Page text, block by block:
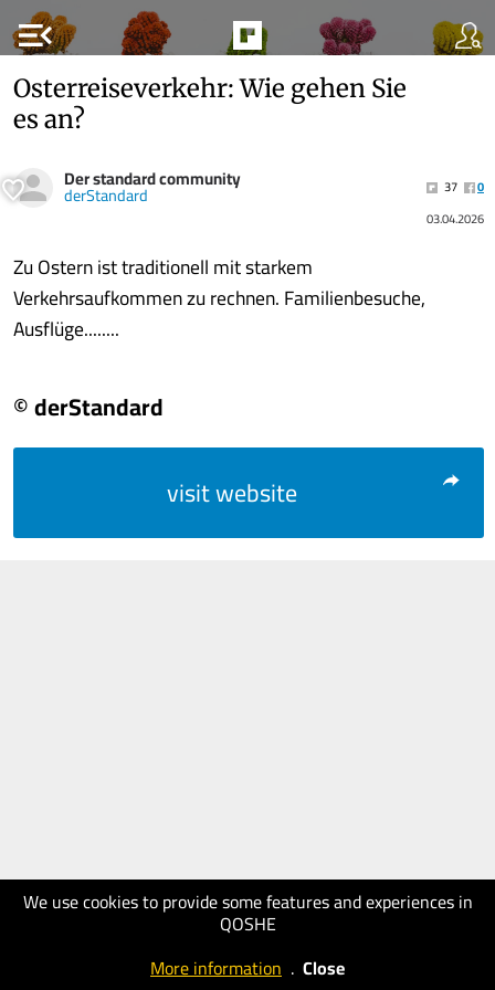
menu_open
We use cookies to provide some features and experiences in
QOSHE
More information . Close
Osterreiseverkehr: Wie gehen Sie
es an?
Der standard community
derStandard 37
0
03.04.2026
Zu Ostern ist traditionell mit starkem
Verkehrsaufkommen zu rechnen. Familienbesuche,
Ausflüge........
© derStandard
visit website